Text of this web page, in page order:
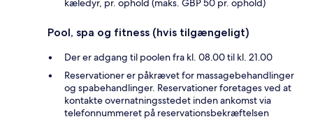
kæledyr, pr. ophold (maks. GBP 50 pr. ophold)
Pool, spa og fitness (hvis tilgængeligt)
Der er adgang til poolen fra kl. 08.00 til kl. 21.00
Reservationer er påkrævet for massagebehandlinger
og spabehandlinger. Reservationer foretages ved at
kontakte overnatningsstedet inden ankomst via
telefonnummeret på reservationsbekræftelsen